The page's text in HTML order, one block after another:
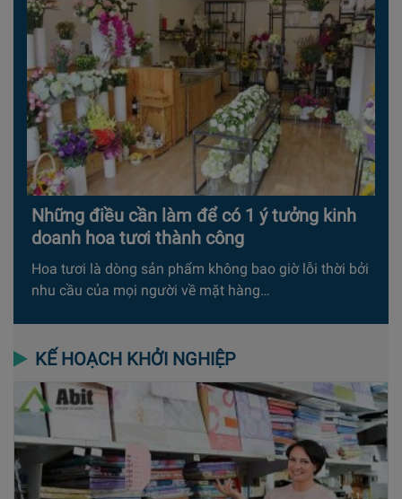
Những điều cần làm để có 1 ý tưởng kinh
doanh hoa tươi thành công
Hoa tươi là dòng sản phẩm không bao giờ lỗi thời bởi
nhu cầu của mọi người về mặt hàng…
KẾ HOẠCH KHỞI NGHIỆP